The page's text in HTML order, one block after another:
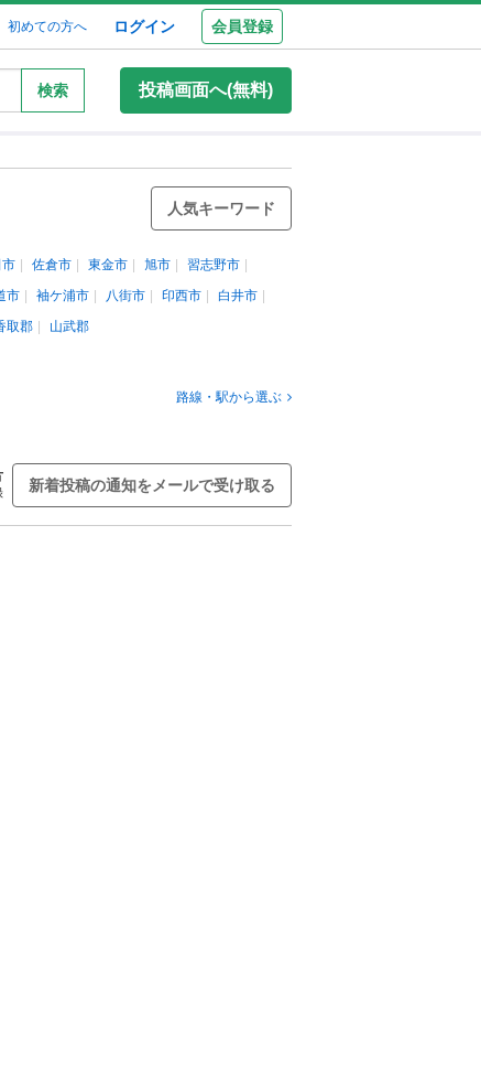
初めての方へ ログイン 会員登録
検索 投稿画面へ(無料)
人気キーワード
市 佐倉市 東金市 旭市
習志野市
市 袖ケ浦市 八街市 印西市
白井市
取郡 山武郡
路線・駅から選ぶ
新着投稿の通知をメールで受け取る